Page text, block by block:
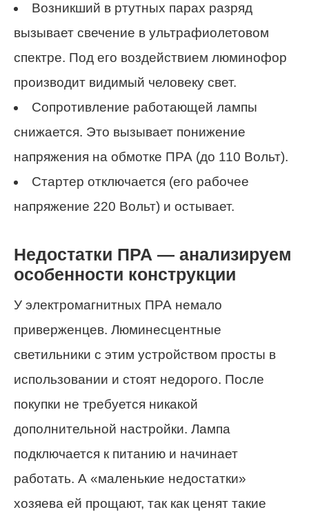
Возникший в ртутных парах разряд
вызывает свечение в ультрафиолетовом
спектре. Под его воздействием люминофор
производит видимый человеку свет.
Сопротивление работающей лампы
снижается. Это вызывает понижение
напряжения на обмотке ПРА (до 110 Вольт).
Стартер отключается (его рабочее
напряжение 220 Вольт) и остывает.
Недостатки ПРА — анализируем
особенности конструкции
У электромагнитных ПРА немало
приверженцев. Люминесцентные
светильники с этим устройством просты в
использовании и стоят недорого. После
покупки не требуется никакой
дополнительной настройки. Лампа
подключается к питанию и начинает
работать. А «маленькие недостатки»
хозяева ей прощают, так как ценят такие